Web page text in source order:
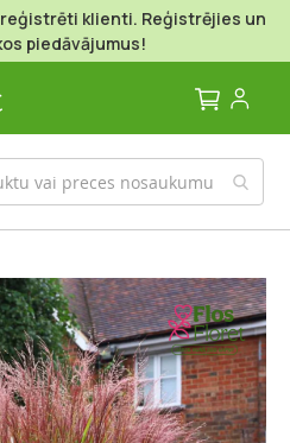
klienti. Reģistrējies un
piedāvājumus!
Mans